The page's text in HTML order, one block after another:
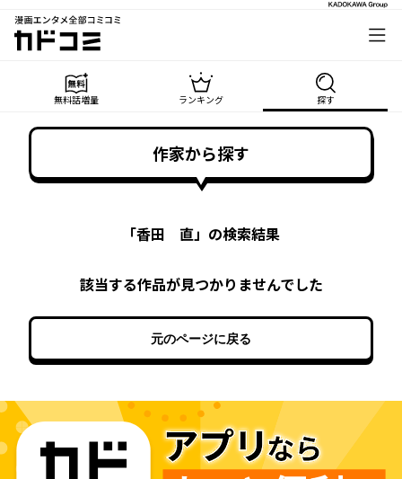
漫画エンタメ全部コミコミ
カドコミ
無料話増量 ランキング 探す
作家から探す
「香田 直」の検索結果
該当する作品が見つかりませんでした
元のページに戻る